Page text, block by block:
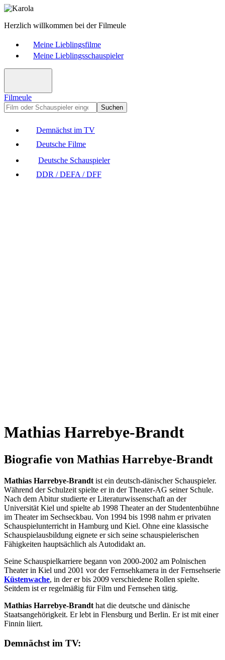
Herzlich willkommen bei der Filmeule
Meine Lieblingsfilme
Meine Lieblingsschauspieler
Filmeule
Suchen
Demnächst im TV
Deutsche Filme
Deutsche Schauspieler
DDR / DEFA / DFF
Mathias Harrebye-Brandt
Biografie von Mathias Harrebye-Brandt
Mathias Harrebye-Brandt ist ein deutsch-dänischer Schauspieler.
Während der Schulzeit spielte er in der Theater-AG seiner Schule.
Nach dem Abitur studierte er Literaturwissenschaft an der
Universität Kiel und spielte ab 1998 Theater an der Studentenbühne
im Theater im Sechseckbau. Von 1994 bis 1998 nahm er privaten
Schauspielunterricht in Hamburg und Kiel. Ohne eine klassische
Schauspielausbildung eignete er sich seine schauspielerischen
Fähigkeiten hauptsächlich als Autodidakt an.
Seine Schauspielkarriere begann von 2000-2002 am Polnischen
Theater in Kiel und 2001 vor der Fernsehkamera in der Fernsehserie
Küstenwache, in der er bis 2009 verschiedene Rollen spielte.
Seitdem ist er regelmäßig für Film und Fernsehen tätig.
Mathias Harrebye-Brandt hat die deutsche und dänische
Staatsangehörigkeit. Er lebt in Flensburg und Berlin. Er ist mit einer
Finnin liiert.
Demnächst im TV: